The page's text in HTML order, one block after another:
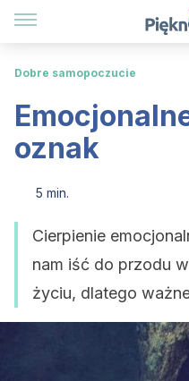
Dobre samopoczucie
oznak
5 min.
Cierpienie
nam iść do przodu
życiu, dlatego